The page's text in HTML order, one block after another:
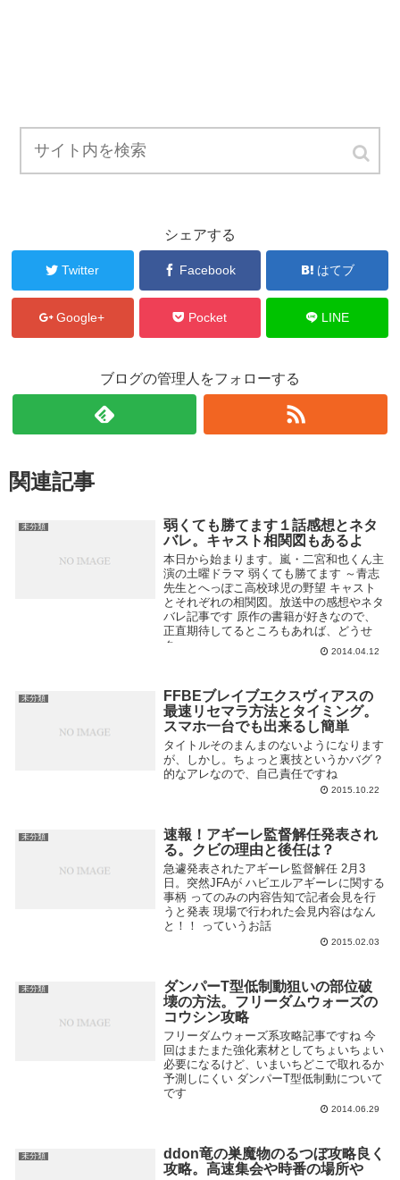
シェアする
Twitter Facebook はてブ
Google+ Pocket LINE
ブログの管理人をフォローする
関連記事
未分類
弱くても勝てます１話感想とネタ
バレ。キャスト相関図もあるよ
本日から始まります。嵐・二宮和也くん主
演の土曜ドラマ 弱くても勝てます ～青志
先生とへっぽこ高校球児の野望 キャスト
とそれぞれの相関図。放送中の感想やネタ
バレ記事です 原作の書籍が好きなので、
正直期待してるところもあれば、どうせ
ク...
2014.04.12
未分類
FFBEブレイブエクスヴィアスの
最速リセマラ方法とタイミング。
スマホ一台でも出来るし簡単
タイトルそのまんまのないようになります
が、しかし。ちょっと裏技というかバグ？
的なアレなので、自己責任ですね
2015.10.22
未分類
速報！アギーレ監督解任発表され
る。クビの理由と後任は？
急遽発表されたアギーレ監督解任 2月3
日。突然JFAが ハビエルアギーレに関する
事柄 ってのみの内容告知で記者会見を行
うと発表 現場で行われた会見内容はなん
と！！ っていうお話
2015.02.03
未分類
ダンパーT型低制動狙いの部位破
壊の方法。フリーダムウォーズの
コウシン攻略
フリーダムウォーズ系攻略記事ですね 今
回はまたまた強化素材としてちょいちょい
必要になるけど、いまいちどこで取れるか
予測しにくい ダンパーT型低制動について
です
2014.06.29
未分類
ddon竜の巣魔物のるつぼ攻略良く
攻略。高速集会や時番の場所や